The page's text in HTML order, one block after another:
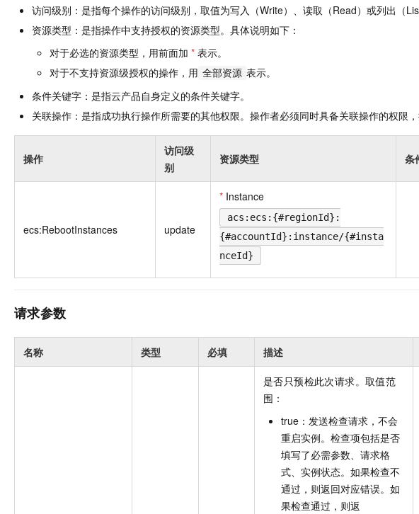
访问级别：是指每个操作的访问级别，取值为写入（Write）、读取（Read）或列出（List
资源类型：是指操作中支持授权的资源类型。具体说明如下：
对于必选的资源类型，用前面加 * 表示。
对于不支持资源级授权的操作，用 全部资源 表示。
条件关键字：是指云产品自身定义的条件关键字。
关联操作：是指成功执行操作所需要的其他权限。操作者必须同时具备关联操作的权限，
操作
访问级
别
资源类型 条
ecs:RebootInstances update
* Instance
acs:ecs:{#regionId}:
{#accountId}:instance/{#insta
nceId}
请求参数
名称 类型 必填 描述
是否只预检此次请求。取值范
围：
true：发送检查请求，不会
重启实例。检查项包括是否
填写了必需参数、请求格
式、实例状态。如果检查不
通过，则返回对应错误。如
果检查通过，则返
10 分钟在聊天系统中增加一个 AI 助手
在企业官网、通讯软件中为客户提供 AI 客服
即刻拥有 DeepSeek-R1 满血版 超强辅助，